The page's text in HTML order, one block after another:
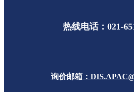
热线电话：021-
询价邮箱：